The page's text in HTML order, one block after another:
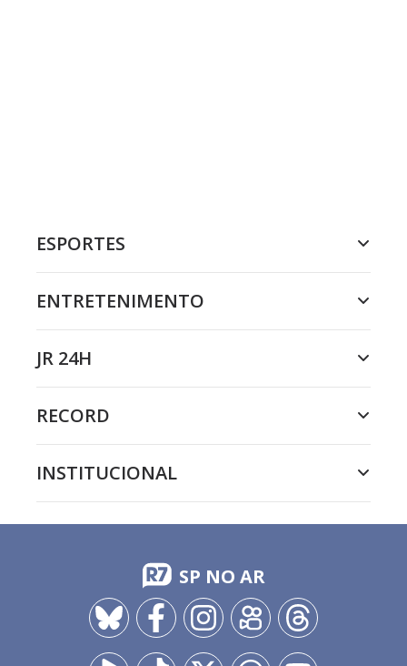
ESPORTES
ENTRETENIMENTO
JR 24H
RECORD
INSTITUCIONAL
SP NO AR